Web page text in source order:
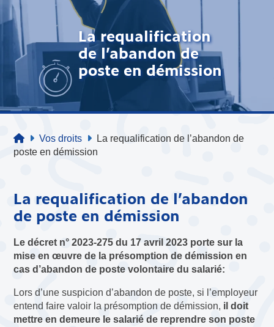
La requalification
de l’abandon de
poste en démission
Vos droits
La requalification de l’abandon de
poste en démission
La requalification de l’abandon
de poste en démission
Le décret n° 2023-275 du 17 avril 2023 porte sur la
mise en œuvre de la présomption de démission en
cas d’abandon de poste volontaire du salarié:
Lors d’une suspicion d’abandon de poste, si l’employeur
entend faire valoir la présomption de démission, il doit
mettre en demeure le salarié de reprendre son poste